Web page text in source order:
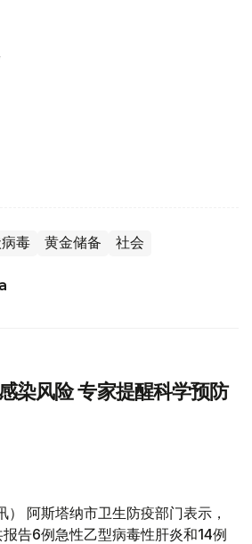
毒 黄金储备 社会
染风险 专家提醒科学预防
） 阿斯塔纳市卫生防疫部门表示，
告6例急性乙型病毒性肝炎和14例